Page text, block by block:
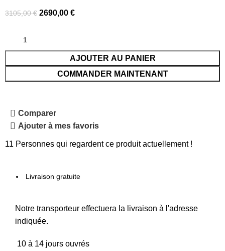
3105,00€ 2690,00€
AJOUTER AU PANIER
COMMANDER MAINTENANT
Comparer
Ajouter à mes favoris
11 Personnes qui regardent ce produit actuellement !
Livraison gratuite
Notre transporteur effectuera la livraison à l'adresse
indiquée.
10 à 14 jours ouvrés